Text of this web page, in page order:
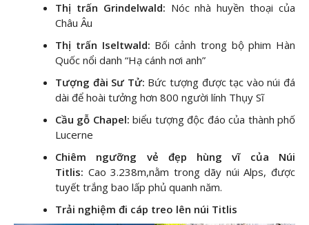
Thị trấn Grindelwald: Nóc nhà huyền thoại của
Châu Âu
Thị trấn Iseltwald: Bối cảnh trong bộ phim Hàn
Quốc nổi danh “Hạ cánh nơi anh”
Tượng đài Sư Tử: Bức tượng được tạc vào núi đá
dài để hoài tưởng hơn 800 người lính Thụy Sĩ
Cầu gỗ Chapel: biểu tượng độc đáo của thành phố
Lucerne
Chiêm ngưỡng vẻ đẹp hùng vĩ của Núi
Titlis: Cao 3.238m,nằm trong dãy núi Alps, được
tuyết trắng bao lấp phủ quanh năm.
Trải nghiệm đi cáp treo lên núi Titlis